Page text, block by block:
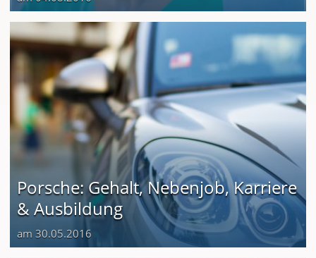
Porsche: Gehalt, Nebenjob, Karriere
& Ausbildung
am 30.05.2016